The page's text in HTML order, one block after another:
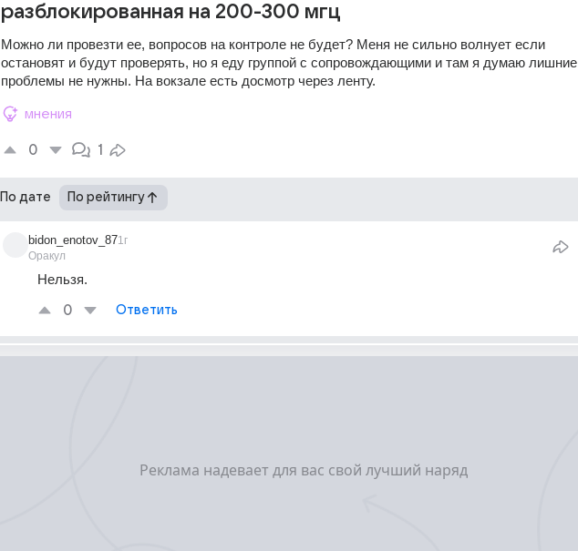
разблокированная на 200-300 мгц
Можно ли провезти ее, вопросов на контроле не будет? Меня не сильно волнует если
остановят и будут проверять, но я еду группой с сопровождающими и там я думаю лишние
проблемы не нужны. На вокзале есть досмотр через ленту.
мнения
0 1
По дате По рейтингу
bidon_enotov_87
Оракул
1г
Нельзя.
0 Ответить